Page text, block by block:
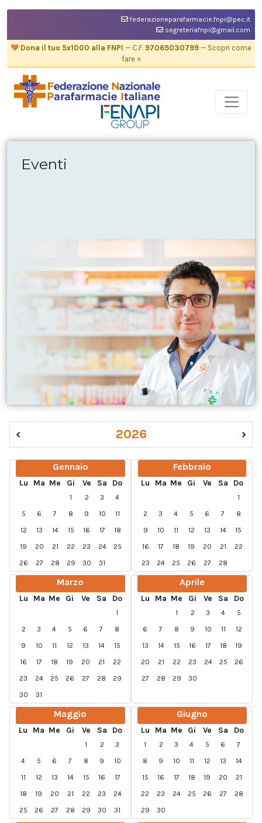
federazioneparafarmacie.fnpi@pec.it
segreteriafnpi@gmail.com
Dona il tuo 5x1000 alla FNPI — C.F. 97065030799— Scopri come
fare »
Eventi
‹ 2026 ›
Gennaio
Lu Ma Me Gi Ve Sa Do
1 2 3
4
5
6 7 8 9 10
11
12
13 14 15 16 17
18
19
20 21 22 23 24
25
26
27 28 29 30 31
Febbraio
Lu Ma Me Gi Ve Sa Do
1
2
3 4 5 6 7
8
9
10 11 12 13 14
15
16
17 18 19 20 21
22
23
24 25 26 27 28
Marzo
Lu Ma Me Gi Ve Sa Do
1
2
3 4 5 6 7
8
9
10 11 12 13 14
15
16
17 18 19 20 21
22
23
24 25 26 27 28
29
30
31
Aprile
Lu Ma Me Gi Ve Sa Do
1 2 3 4
5
6
7 8 9 10 11
12
13
14 15 16 17 18
19
20
21 22 23 24 25
26
27
28 29 30
Maggio
Lu Ma Me Gi Ve Sa Do
1 2
3
4
5 6 7 8 9
10
11
12 13 14 15 16
17
18
19 20 21 22 23
24
25
26 27 28 29 30 31
Giugno
Lu Ma Me Gi Ve Sa Do
1 2 3 4 5 6
7
8
9 10 11 12 13
14
15
16 17 18 19 20
21
22
23 24 25 26 27
28
29
30